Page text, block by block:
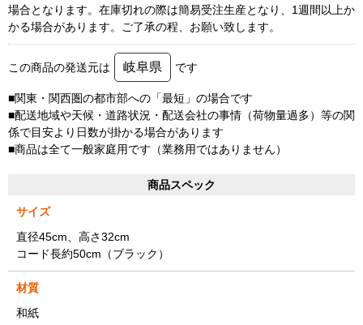
場合となります。在庫切れの際は簡易受注生産となり、1週間以上か
かる場合があります。ご了承の程、お願い致します。
この商品の発送元は 岐阜県 です
■関東・関西圏の都市部への「最短」の場合です
■配送地域や天候・道路状況・配送会社の事情（荷物量過多）等の関
係で目安より日数が掛かる場合があります
■商品は全て一般家庭用です（業務用ではありません）
商品スペック
サイズ
直径45cm、高さ32cm
コード長約50cm（ブラック）
材質
和紙